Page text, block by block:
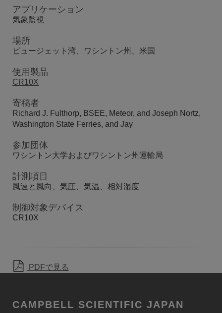
アプリケーション
気象監視
場所
ピュージェット湾、ワシントン州、米国
使用製品
CR10X
寄稿者
Richard J. Fulthorp, BSEE, Meteor, and Joseph Nortz,
Washington State Ferries, and Jay
参加団体
ワシントン大学およびワシントン州運輸局
計測項目
風速と風向、気圧、気温、相対湿度
制御対象デバイス
CR10X
PDFで見る
CAMPBELL SCIENTIFIC JAPAN